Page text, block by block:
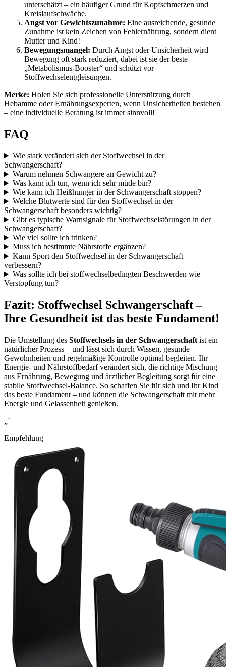
unterschätzt – ein häufiger Grund für Kopfschmerzen und
Kreislaufschwäche.
Angst vor Gewichtszunahme: Eine ausreichende, gesunde
Zunahme ist kein Zeichen von Fehlernährung, sondern dient
Mutter und Kind!
Bewegungsmangel: Durch Angst oder Unsicherheit wird
Bewegung oft stark reduziert, dabei ist sie der beste
„Metabolismus-Booster“ und schützt vor
Stoffwechselentgleisungen.
Merke: Holen Sie sich professionelle Unterstützung durch
Hebamme oder Ernährungsexperten, wenn Unsicherheiten bestehen
– eine individuelle Beratung ist immer sinnvoll!
FAQ
Wie stark verändert sich der Stoffwechsel in der
Schwangerschaft?
Warum nehmen Schwangere an Gewicht zu?
Was kann ich tun, wenn ich sehr müde bin?
Wie kann ich Heißhunger in der Schwangerschaft stoppen?
Welche Blutwerte sind für den Stoffwechsel in der
Schwangerschaft besonders wichtig?
Gibt es typische Warnsignale für Stoffwechselstörungen in der
Schwangerschaft?
Wie viel sollte ich trinken?
Muss ich bestimmte Nährstoffe ergänzen?
Kann Sport den Stoffwechsel in der Schwangerschaft
verbessern?
Was sollte ich bei stoffwechselbedingten Beschwerden wie
Verstopfung tun?
Fazit: Stoffwechsel Schwangerschaft –
Ihre Gesundheit ist das beste Fundament!
Die Umstellung des Stoffwechsels in der Schwangerschaft ist ein
natürlicher Prozess – und lässt sich durch Wissen, gesunde
Gewohnheiten und regelmäßige Kontrolle optimal begleiten. Ihr
Energie- und Nährstoffbedarf verändert sich, die richtige Mischung
aus Ernährung, Bewegung und ärztlicher Begleitung sorgt für eine
stabile Stoffwechsel-Balance. So schaffen Sie für sich und Ihr Kind
das beste Fundament – und können die Schwangerschaft mit mehr
Energie und Gelassenheit genießen.
„`
Empfehlung